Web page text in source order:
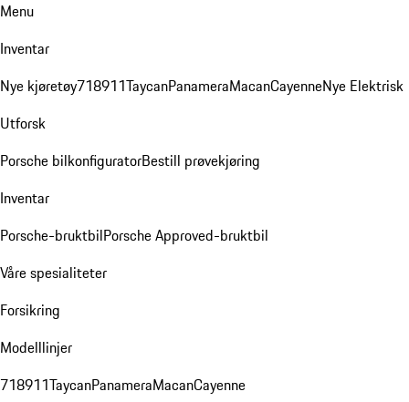
Menu
Inventar
Nye kjøretøy718911TaycanPanameraMacanCayenneNye Elektrisk
Utforsk
Porsche bilkonfiguratorBestill prøvekjøring
Inventar
Porsche-bruktbilPorsche Approved-bruktbil
Våre spesialiteter
Forsikring
Modelllinjer
718911TaycanPanameraMacanCayenne